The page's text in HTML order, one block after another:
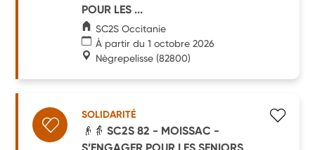
POUR LES ...
SC2S Occitanie
À partir du 1 octobre 2026
Nègrepelisse (82800)
SOLIDARITÉ
👴👵 SC2S 82 - MOISSAC -
S’ENGAGER POUR LES SENIORS